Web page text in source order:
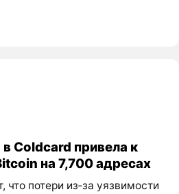
Coldcard привела к
на 7,700 адресах
что потери из‑за уязвимости